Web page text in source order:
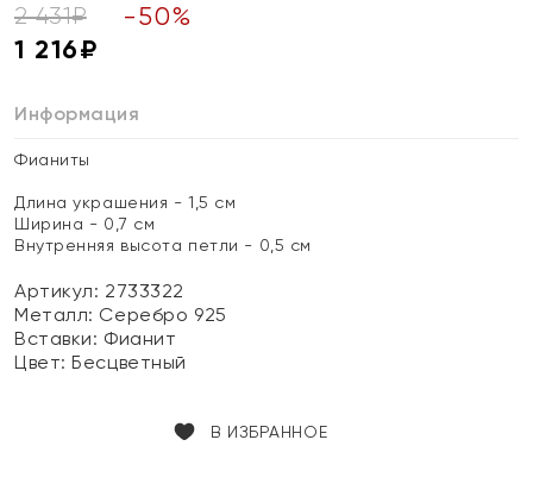
2 431₽ -50%
1 216₽
Информация
Фианиты
Длина украшения - 1,5 см
Ширина - 0,7 см
Внутренняя высота петли - 0,5 см
Артикул: 2733322
Металл: Серебро 925
Вставки: Фианит
Цвет:Бесцветный
В ИЗБРАННОЕ